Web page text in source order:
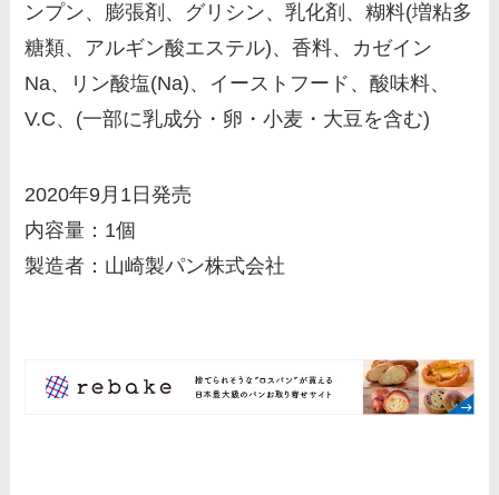
ンプン、膨張剤、グリシン、乳化剤、糊料(増粘多
糖類、アルギン酸エステル)、香料、カゼイン
Na、リン酸塩(Na)、イーストフード、酸味料、
V.C、(一部に乳成分・卵・小麦・大豆を含む)
2020年9月1日発売
内容量：1個
製造者：山崎製パン株式会社